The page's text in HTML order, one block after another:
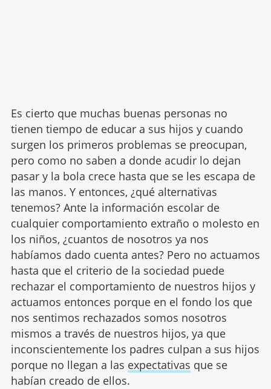
Es cierto que muchas buenas personas no
tienen tiempo de educar a sus hijos y cuando
surgen los primeros problemas se preocupan,
pero como no saben a donde acudir lo dejan
pasar y la bola crece hasta que se les escapa de
las manos. Y entonces, ¿qué alternativas
tenemos? Ante la información escolar de
cualquier comportamiento extraño o molesto en
los niños, ¿cuantos de nosotros ya nos
habíamos dado cuenta antes? Pero no actuamos
hasta que el criterio de la sociedad puede
rechazar el comportamiento de nuestros hijos y
actuamos entonces porque en el fondo los que
nos sentimos rechazados somos nosotros
mismos a través de nuestros hijos, ya que
inconscientemente los padres culpan a sus hijos
porque no llegan a las expectativas que se
habían creado de ellos.